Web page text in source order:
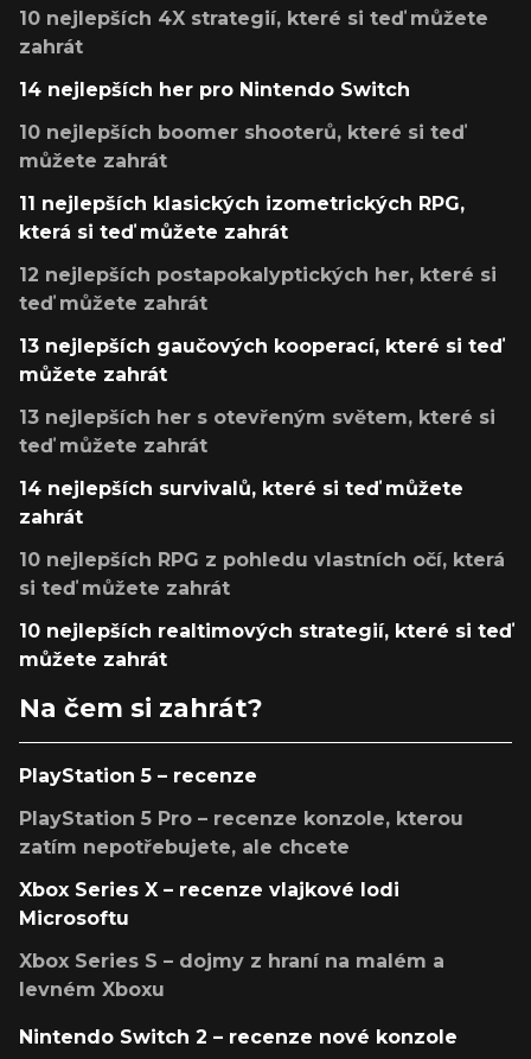
10 nejlepších 4X strategií, které si teď můžete
zahrát
14 nejlepších her pro Nintendo Switch
10 nejlepších boomer shooterů, které si teď
můžete zahrát
11 nejlepších klasických izometrických RPG,
která si teď můžete zahrát
12 nejlepších postapokalyptických her, které si
teď můžete zahrát
13 nejlepších gaučových kooperací, které si teď
můžete zahrát
13 nejlepších her s otevřeným světem, které si
teď můžete zahrát
14 nejlepších survivalů, které si teď můžete
zahrát
10 nejlepších RPG z pohledu vlastních očí, která
si teď můžete zahrát
10 nejlepších realtimových strategií, které si teď
můžete zahrát
Na čem si zahrát?
PlayStation 5 – recenze
PlayStation 5 Pro – recenze konzole, kterou
zatím nepotřebujete, ale chcete
Xbox Series X – recenze vlajkové lodi
Microsoftu
Xbox Series S – dojmy z hraní na malém a
levném Xboxu
Nintendo Switch 2 – recenze nové konzole